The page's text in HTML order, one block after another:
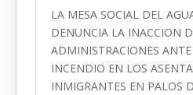
LA MESA SOCIAL DEL
DENUNCIA LA INACCION
ADMINISTRACIONES
INCENDIO EN LOS
INMIGRANTES EN PALOS